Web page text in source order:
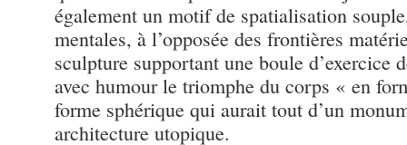
également un motif de spatialisation
mentales, à l’opposée des frontières
sculpture supportant une boule d’exercice
avec humour le triomphe du corps « en
forme sphérique qui aurait tout d’un
architecture utopique.